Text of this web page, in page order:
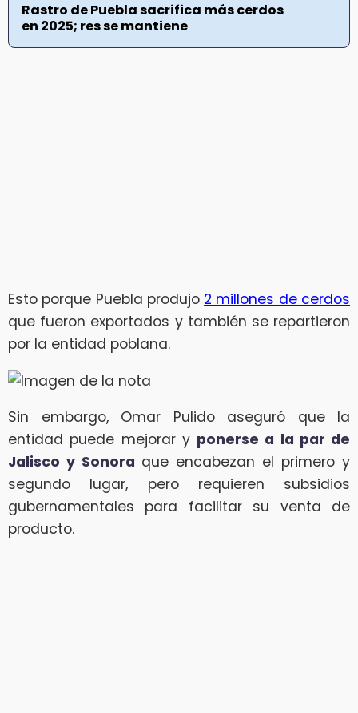
Rastro de Puebla sacrifica más cerdos
en 2025; res se mantiene
Esto porque Puebla produjo 2 millones de cerdos
que fueron exportados y también se repartieron
por la entidad poblana.
Sin embargo, Omar Pulido aseguró que la
entidad puede mejorar y ponerse a la par de
Jalisco y Sonora que encabezan el primero y
segundo lugar, pero requieren subsidios
gubernamentales para facilitar su venta de
producto.